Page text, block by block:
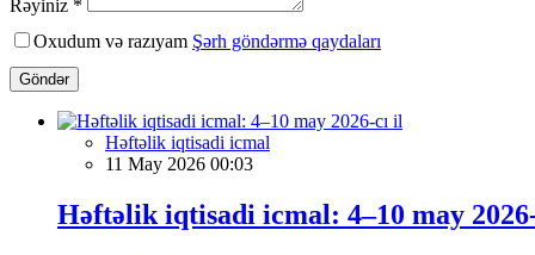
Rəyiniz *
Oxudum və razıyam Şərh göndərmə qaydaları
Göndər
Həftəlik iqtisadi icmal
11 May 2026 00:03
Həftəlik iqtisadi icmal: 4–10 may